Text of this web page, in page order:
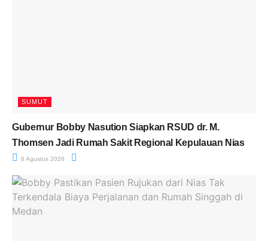
SUMUT
Gubernur Bobby Nasution Siapkan RSUD dr. M.
Thomsen Jadi Rumah Sakit Regional Kepulauan Nias
6 Agustus 2026